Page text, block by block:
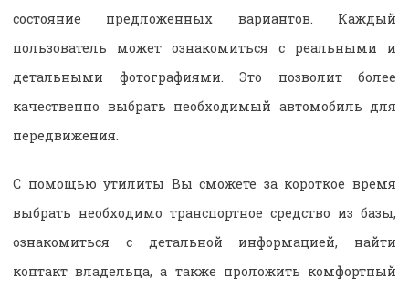
состояние предложенных вариантов. Каждый
пользователь может ознакомиться с реальными и
детальными фотографиями. Это позволит более
качественно выбрать необходимый автомобиль для
передвижения.
С помощью утилиты Вы сможете за короткое время
выбрать необходимо транспортное средство из базы,
ознакомиться с детальной информацией, найти
контакт владельца, а также проложить комфортный